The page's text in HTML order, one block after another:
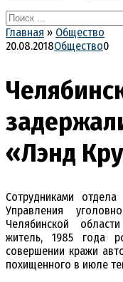
Search
for:
Главная » Общество
20.08.2018Общество0
«Лэнд
Сотрудниками
Управления
Челябинской
житель, 1985 года
совершении кражи
похищенного в июле